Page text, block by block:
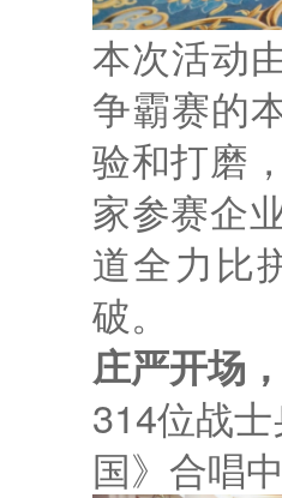
本次活动
争霸赛的
验和打磨
家参赛企
道全力比
破。
庄严开场
314位战
国》合唱